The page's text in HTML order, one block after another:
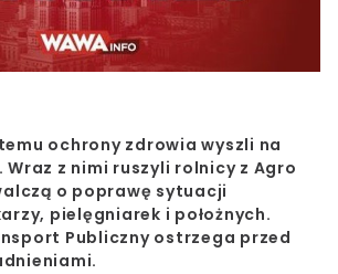
ochrony zdrowia wyszli na
Wraz z nimi ruszyli rolnicy z Agro
o poprawę sytuacji
pielęgniarek i położnych.
Publiczny ostrzega przed